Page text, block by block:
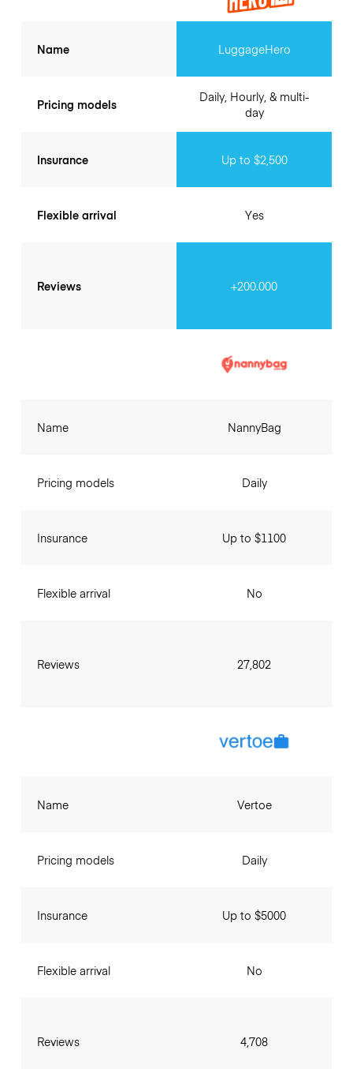
Name
Pricing models
Insurance
Flexible arrival
Reviews
LuggageHero
Daily, Hourly, & multi-
day
Up to $2,500
Yes
+200.000
Name
Pricing models
Insurance
Flexible arrival
Reviews
NannyBag
Daily
Up to $1100
No
27,802
Name
Pricing models
Insurance
Flexible arrival
Reviews
Vertoe
Daily
Up to $5000
No
4,708